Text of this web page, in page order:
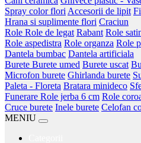
Spray color flori Accesorii de lipit
Hrana si suplimente flori Craciun
Role Role de legat Rabant Role
Role aspedistra Role organza Role
Dantela bumbac Dantela artificiala
Burete Burete umed Burete uscat
Microfon burete Ghirlanda burete
Paleta - Floreta Bratara minideco
Funerare Role jerba 6 cm Role
Cruce burete Inele burete Celofan
MENIU